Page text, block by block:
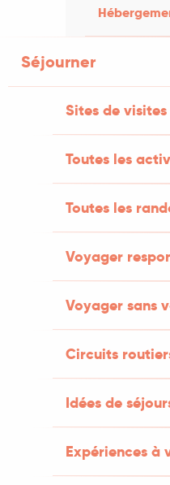
Séjourner
Sites de visites
Toutes les
Toutes les
Voyager
Voyager sans
Circuits
Idées de
Expériences à
de Bélaye
enchante le
La qualité des
des programmes
Réservable
erreur
DE